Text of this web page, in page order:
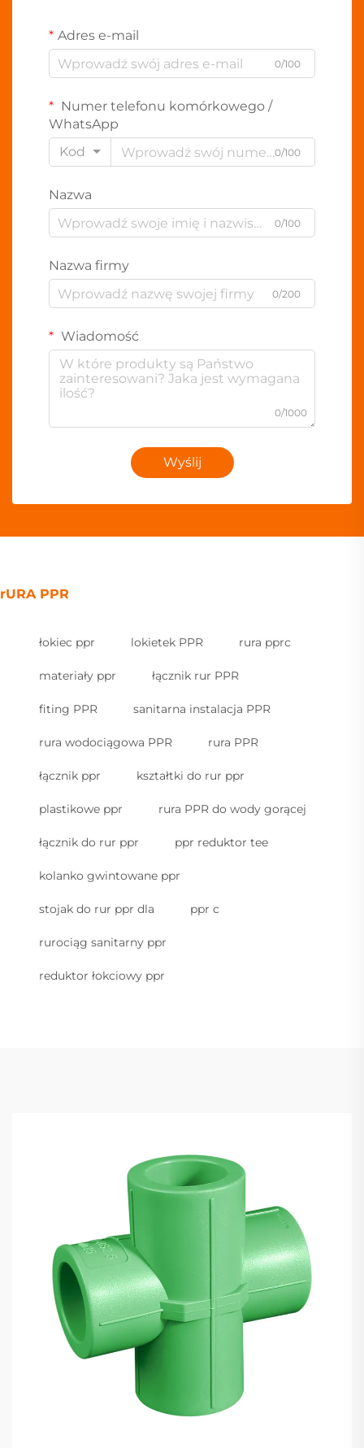
Adres e-mail
0/100
Numer telefonu komórkowego /
WhatsApp
Kod
0/100
Nazwa
0/100
Nazwa firmy
0/200
Wiadomość
0/1000
Wyślij
rURA PPR
łokiec ppr lokietek PPR rura pprc
materiały ppr łącznik rur PPR
fiting PPR sanitarna instalacja PPR
rura wodociągowa PPR rura PPR
łącznik ppr kształtki do rur ppr
plastikowe ppr rura PPR do wody gorącej
łącznik do rur ppr ppr reduktor tee
kolanko gwintowane ppr
stojak do rur ppr dla ppr c
rurociąg sanitarny ppr
reduktor łokciowy ppr